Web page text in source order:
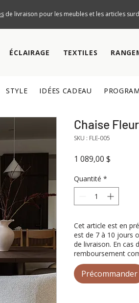
de livraison pour les meubles et les articles
ÉCLAIRAGE TEXTILES
STYLE IDÉES CADEAU
Chaise Fleur
SKU : FLE-005
1 089,00 $
Quantité *
Cet article est en
est de 7 à 10 jours
de livraison. En cas
remboursement
Précommander